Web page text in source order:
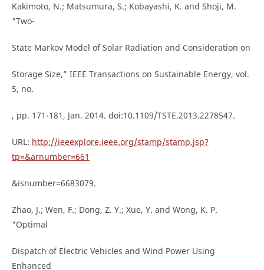
Kakimoto, N.; Matsumura, S.; Kobayashi, K. and Shoji, M.
"Two-
State Markov Model of Solar Radiation and Consideration on
Storage Size,” IEEE Transactions on Sustainable Energy, vol.
5, no.
, pp. 171-181, Jan. 2014. doi:10.1109/TSTE.2013.2278547.
URL: http://ieeexplore.ieee.org/stamp/stamp.jsp?
tp=&arnumber=661
&isnumber=6683079.
Zhao, J.; Wen, F.; Dong, Z. Y.; Xue, Y. and Wong, K. P.
"Optimal
Dispatch of Electric Vehicles and Wind Power Using
Enhanced